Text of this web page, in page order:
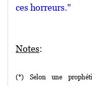
ces horreurs."
Notes:
(*) Selon une